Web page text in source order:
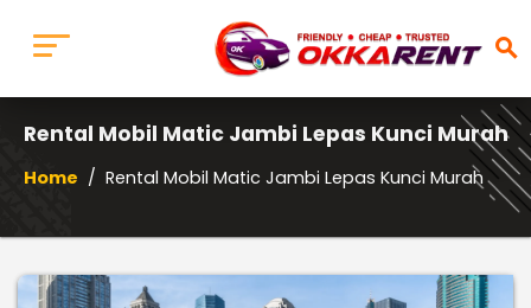
search
Rental Mobil Matic Jambi Lepas Kunci Murah
Home / Rental Mobil Matic Jambi Lepas Kunci Murah